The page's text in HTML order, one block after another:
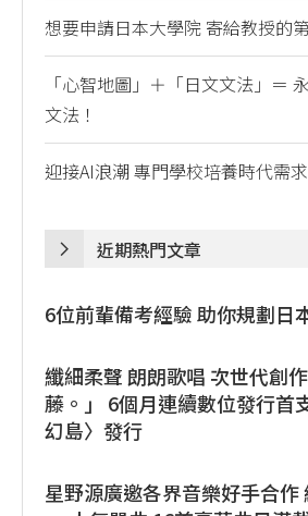
想要申請日本大學院 寄給教授的
「心智地圖」＋「日文文法」＝
文法！
迎接AI浪潮 專門學校培養時代需
近期熱門文章
6位前輩備考經驗 助你規劃日
纖細柔聲 朗朗歌唱 次世代創
藤。」 6個月連續數位發行首
幻島〉發行
星野源廣邀各界音樂好手合作